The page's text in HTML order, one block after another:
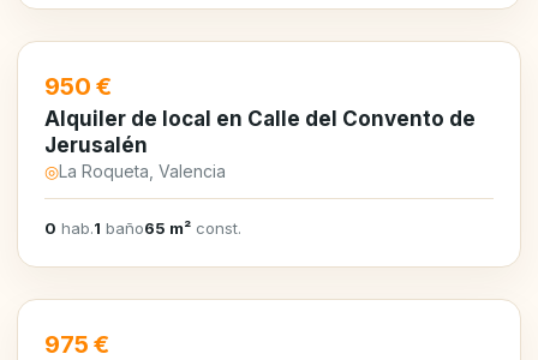
EN ALQUILER
950 €
Alquiler de local en Calle del Convento de
Jerusalén
◎La Roqueta, Valencia
0 hab.1 baño65 m² const.
EN ALQUILER
975 €